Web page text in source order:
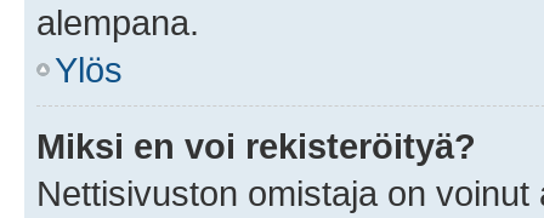
alempana.
Ylös
Miksi en voi rekisteröityä?
Nettisivuston omistaja on